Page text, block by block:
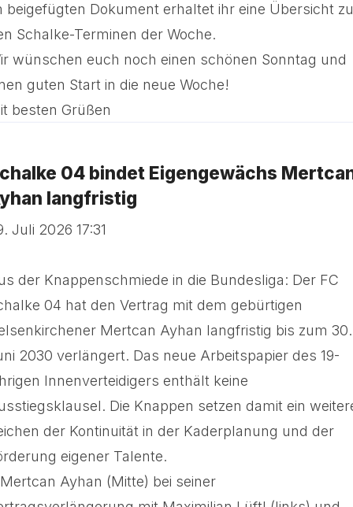
beigefügten Dokument erhaltet ihr eine Übersicht zu
Schalke-Terminen der Woche.
wünschen euch noch einen schönen Sonntag und
guten Start in die neue Woche!
besten Grüßen
04 bindet Eigengewächs
langfristig
Juli 2026 17:31
der Knappenschmiede in die Bundesliga: Der FC
04 hat den Vertrag mit dem gebürtigen
Mertcan Ayhan langfristig bis zum 30.
2030 verlängert. Das neue Arbeitspapier des 19-
Innenverteidigers enthält keine
Die Knappen setzen damit ein
der Kontinuität in der Kaderplanung und der
eigener Talente.